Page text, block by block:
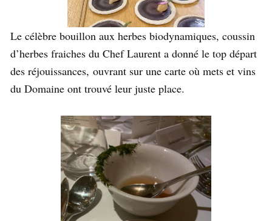
Le célèbre bouillon aux herbes biodynamiques, coussin
d’herbes fraiches du Chef Laurent a donné le top départ
des réjouissances, ouvrant sur une carte où mets et vins
du Domaine ont trouvé leur juste place.